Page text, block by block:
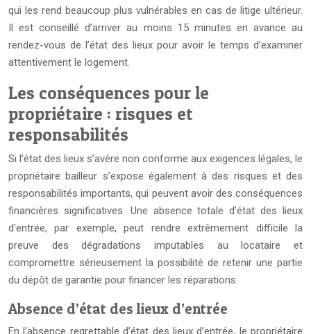
qui les rend beaucoup plus vulnérables en cas de litige ultérieur.
Il est conseillé d’arriver au moins 15 minutes en avance au
rendez-vous de l’état des lieux pour avoir le temps d’examiner
attentivement le logement.
Les conséquences pour le
propriétaire : risques et
responsabilités
Si l’état des lieux s’avère non conforme aux exigences légales, le
propriétaire bailleur s’expose également à des risques et des
responsabilités importants, qui peuvent avoir des conséquences
financières significatives. Une absence totale d’état des lieux
d’entrée, par exemple, peut rendre extrêmement difficile la
preuve des dégradations imputables au locataire et
compromettre sérieusement la possibilité de retenir une partie
du dépôt de garantie pour financer les réparations.
Absence d’état des lieux d’entrée
En l’absence regrettable d’état des lieux d’entrée, le propriétaire